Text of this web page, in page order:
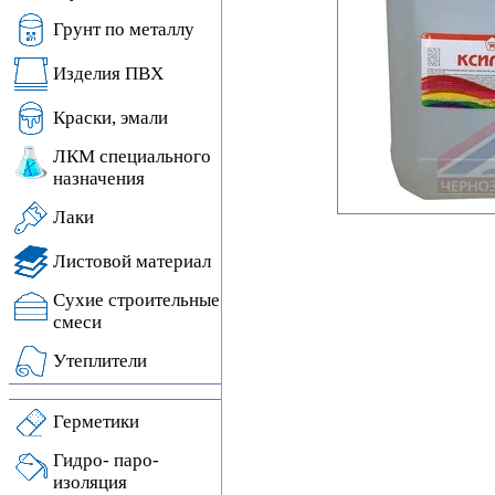
Грунт по металлу
Изделия ПВХ
Краски, эмали
ЛКМ специального
назначения
Лаки
Листовой материал
Сухие строительные
смеси
Утеплители
Герметики
Гидро- паро-
изоляция